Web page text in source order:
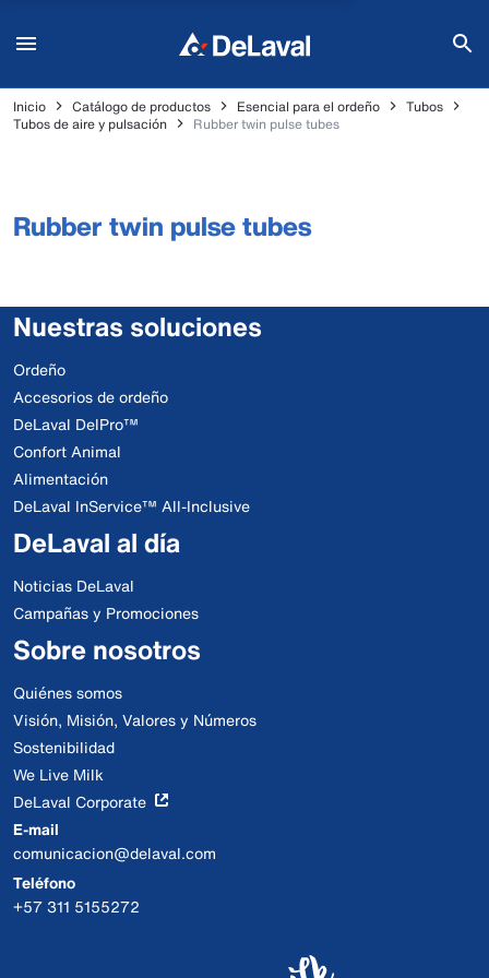
Inicio Catálogo de productos Esencial para el ordeño
Tubos
Tubos de aire y pulsación
Rubber twin pulse tubes
Rubber twin pulse tubes
Nuestras soluciones
Ordeño
Accesorios de ordeño
DeLaval DelPro™
Confort Animal
Alimentación
DeLaval InService™ All-Inclusive
DeLaval al día
Noticias DeLaval
Campañas y Promociones
Sobre nosotros
Quiénes somos
Visión, Misión, Valores y Números
Sostenibilidad
We Live Milk
DeLaval Corporate
E-mail
comunicacion@delaval.com
Teléfono
+57 311 5155272